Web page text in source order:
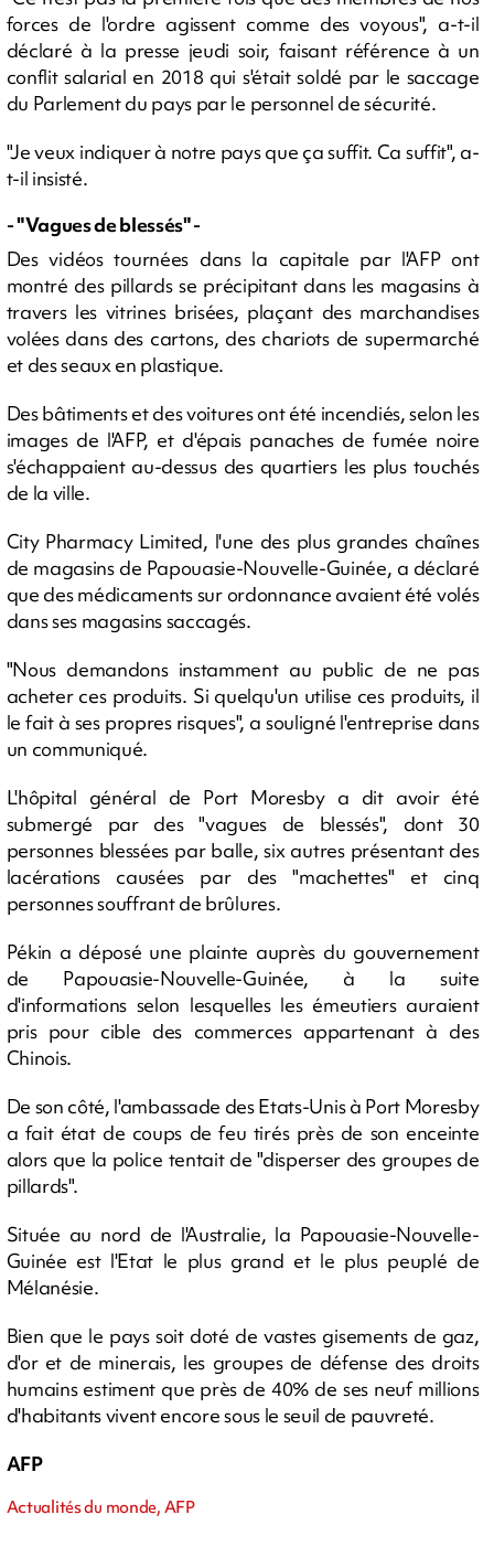
forces de l'ordre agissent comme des voyous", a-t-il
déclaré à la presse jeudi soir, faisant référence à un
conflit salarial en 2018 qui s'était soldé par le saccage
du Parlement du pays par le personnel de sécurité.
"Je veux indiquer à notre pays que ça suffit. Ca suffit", a-
t-il insisté.
- "Vagues de blessés" -
Des vidéos tournées dans la capitale par l'AFP ont
montré des pillards se précipitant dans les magasins à
travers les vitrines brisées, plaçant des marchandises
volées dans des cartons, des chariots de supermarché
et des seaux en plastique.
Des bâtiments et des voitures ont été incendiés, selon les
images de l'AFP, et d'épais panaches de fumée noire
s'échappaient au-dessus des quartiers les plus touchés
de la ville.
City Pharmacy Limited, l'une des plus grandes chaînes
de magasins de Papouasie-Nouvelle-Guinée, a déclaré
que des médicaments sur ordonnance avaient été volés
dans ses magasins saccagés.
"Nous demandons instamment au public de ne pas
acheter ces produits. Si quelqu'un utilise ces produits, il
le fait à ses propres risques", a souligné l'entreprise dans
un communiqué.
L'hôpital général de Port Moresby a dit avoir été
submergé par des "vagues de blessés", dont 30
personnes blessées par balle, six autres présentant des
lacérations causées par des "machettes" et cinq
personnes souffrant de brûlures.
Pékin a déposé une plainte auprès du gouvernement
de Papouasie-Nouvelle-Guinée, à la suite
d'informations selon lesquelles les émeutiers auraient
pris pour cible des commerces appartenant à des
Chinois.
De son côté, l'ambassade des Etats-Unis à Port Moresby
a fait état de coups de feu tirés près de son enceinte
alors que la police tentait de "disperser des groupes de
pillards".
Située au nord de l'Australie, la Papouasie-Nouvelle-
Guinée est l'Etat le plus grand et le plus peuplé de
Mélanésie.
Bien que le pays soit doté de vastes gisements de gaz,
d'or et de minerais, les groupes de défense des droits
humains estiment que près de 40% de ses neuf millions
d'habitants vivent encore sous le seuil de pauvreté.
AFP
Actualités du monde, AFP